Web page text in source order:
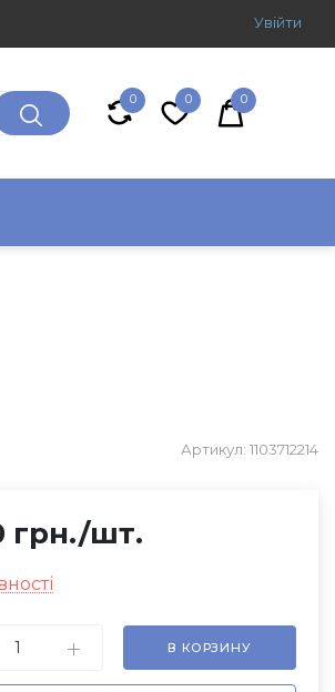
Увiйти
0 0 0
Артикул: 1103712214
грн./шт.
В КОРЗИНУ